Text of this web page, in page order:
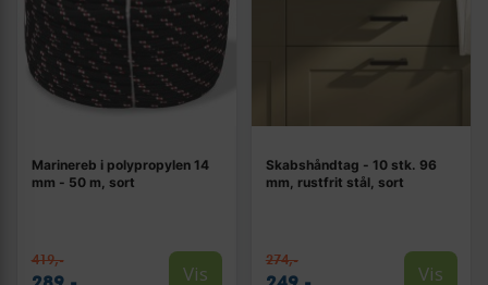
Marinereb i polypropylen 14
mm - 50 m, sort
419,-
Vis
Skabshåndtag - 10 stk. 96
mm, rustfrit stål, sort
274,-
Vis